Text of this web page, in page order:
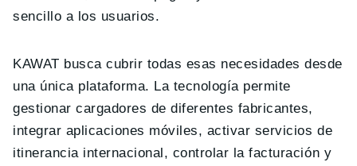
sencillo a los usuarios.
KAWAT busca cubrir todas esas necesidades desde
una única plataforma. La tecnología permite
gestionar cargadores de diferentes fabricantes,
integrar aplicaciones móviles, activar servicios de
itinerancia internacional, controlar la facturación y